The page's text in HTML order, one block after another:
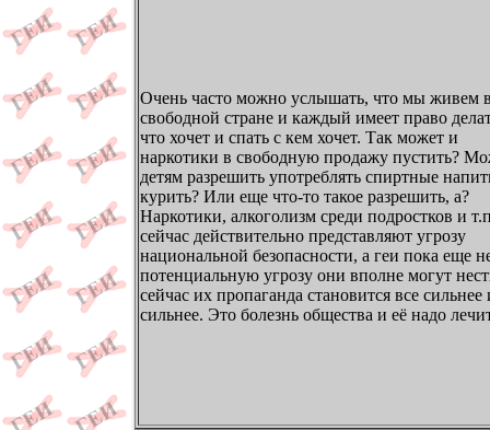
Очень часто можно услышать, что мы живем
свободной стране и каждый имеет право
что хочет и спать с кем хочет. Так может и
наркотики в свободную продажу пустить?
детям разрешить употреблять спиртные
курить? Или еще что-то такое разрешить, а?
Наркотики, алкоголизм среди подростков и
сейчас действительно представляют угрозу
национальной безопасности, а геи пока еще
потенциальную угрозу они вполне могут
сейчас их пропаганда становится все сильнее
сильнее. Это болезнь общества и её надо